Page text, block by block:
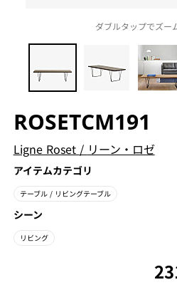
ダブルタップでズー
ROSETCM191
Ligne Roset / リーン・ロゼ
アイテムカテゴリ
テーブル / リビングテーブル
シーン
リビング